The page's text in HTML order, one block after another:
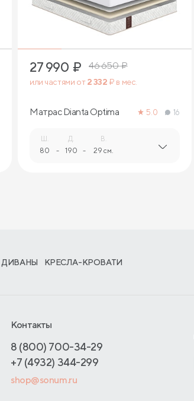
27 990 ₽ 46 650₽
или частями от2 332 ₽ в мес.
Матрас Dianta Optima 5.0 16
Ш.
80 -
Д.
190 -
В.
29 см.
ДИВАНЫ КРЕСЛА-КРОВАТИ
Контакты
8 (800) 700-34-29
+7 (4932) 344-299
shop@sonum.ru